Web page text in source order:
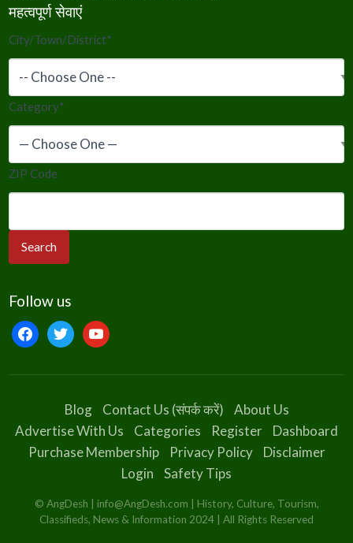
महत्वपूर्ण सेवाएं
City/Town/District*
Category*
ZIP Code
Follow us
facebooktwitteryoutube
Blog Contact Us (संपर्क करें)
About Us
Advertise With Us
Categories Register
Dashboard
Purchase Membership
Privacy Policy
Disclaimer
Login
Safety Tips
© AngDesh | info@AngDesh.com | History, Culture, Tourism,
Classifieds, News & Information 2024 | All Rights Reserved